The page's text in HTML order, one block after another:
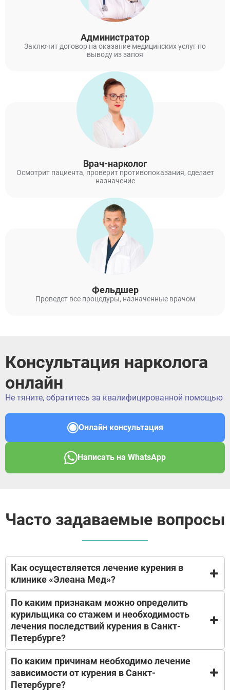
Администратор
Заключит договор на оказание медицинских услуг по
выводу из запоя
Врач-нарколог
Осмотрит пациента, проверит противопоказания, сделает
назначение
Фельдшер
Проведет все процедуры, назначенные врачом
Консультация нарколога
онлайн
Не тяните, обратитесь за квалифицированной помощью
Онлайн консультация
Написать на WhatsApp
Часто задаваемые вопросы
Как осуществляется лечение курения в
клинике «Элеана Мед»?
Профессиональные и опытные специалисты
наркологического центра «Элеана Мед» в Санкт-
Петербурге осуществляют эффективное лечение
от курения гипнозом, лазером или иным и
методами в сочетании с медикаментозной
терапией.
Самостоятельные попытки справиться с таким
влечением в преобладающем большинстве
случаев не приводят к положительным и
По каким признакам можно определить
курильщика со стажем и необходимость
лечения последствий курения в Санкт-
Петербурге?
У курильщика со стажем может появляться
следующая негативная симптоматика такого
влечения:
По каким причинам необходимо лечение
зависимости от курения в Санкт-
Петербурге?